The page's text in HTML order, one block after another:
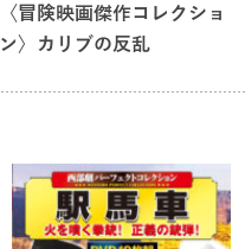
〈冒険映画傑作コレクショ
ン〉カリブの反乱